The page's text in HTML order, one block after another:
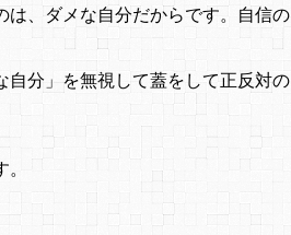
、ダメな自分だからです。自信の
分」を無視して蓋をして正反対の